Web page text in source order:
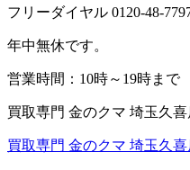
フリーダイヤル 0120-48-
年中無休です。
営業時間：10時～19時まで
買取専門 金のクマ 埼玉久喜
買取専門 金のクマ 埼玉久